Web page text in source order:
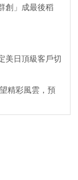
創」成最後稻
美日頂級客戶切
精彩風雲，預